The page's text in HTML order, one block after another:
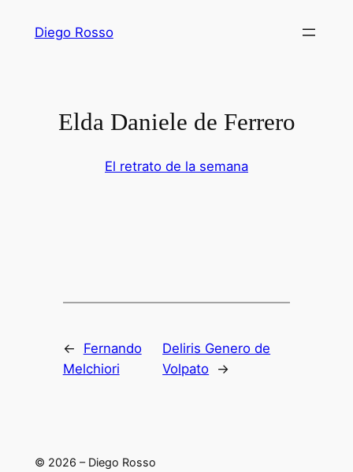
Diego Rosso
Elda Daniele de Ferrero
El retrato de la semana
←
Fernando
Melchiori
Deliris Genero de
Volpato →
© 2026 – Diego Rosso